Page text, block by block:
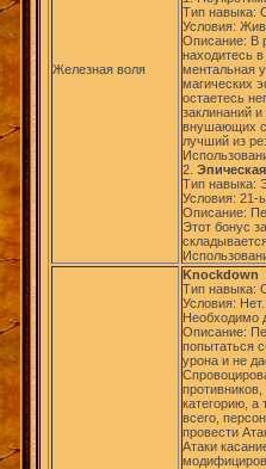
Железная воля
Тип навыка:
Условия:
Описание: В
находитесь
ментальная
магических
остаетесь
заклинаний
внушающих
лучший из
2.
Тип навыка:
Условия: 21-
Описание:
Этот бонус
Knockdown
Тип навыка:
Условия: Нет.
Необходимо
Описание:
попытаться
урона и не
категорию,
всего,
провести
Атаки